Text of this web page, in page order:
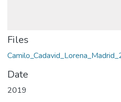
Files
Date
2019